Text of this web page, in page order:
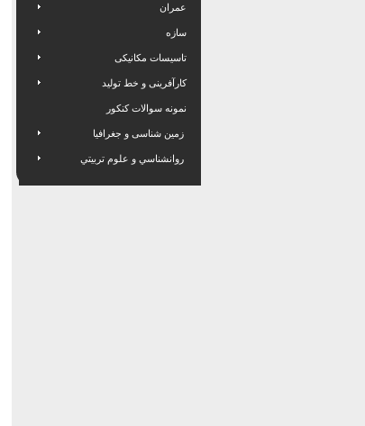
عمران
سازه
تاسیسات مکانیکی
کارآفرینی و خط تولید
نمونه سوالات کنکور
زمین شناسی و جغرافیا
روانشناسي و علوم تربيتي